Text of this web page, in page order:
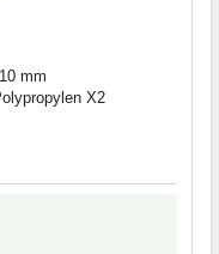
mm
X2